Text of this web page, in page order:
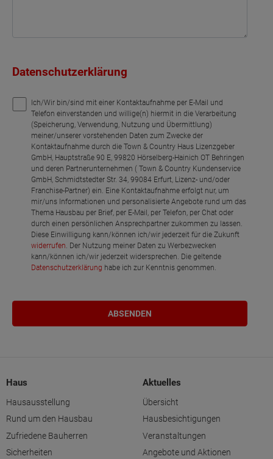
Datenschutzerklärung
Ich/Wir bin/sind mit einer Kontaktaufnahme per E-Mail und
Telefon einverstanden und willige(n) hiermit in die Verarbeitung
(Speicherung, Verwendung, Nutzung und Übermittlung)
meiner/unserer vorstehenden Daten zum Zwecke der
Kontaktaufnahme durch die Town & Country Haus Lizenzgeber
GmbH, Hauptstraße 90 E, 99820 Hörselberg-Hainich OT Behringen
und deren Partnerunternehmen ( Town & Country Kundenservice
GmbH, Schmidtstedter Str. 34, 99084 Erfurt, Lizenz- und/oder
Franchise-Partner) ein. Eine Kontaktaufnahme erfolgt nur, um
mir/uns Informationen und personalisierte Angebote rund um das
Thema Hausbau per Brief, per E-Mail, per Telefon, per Chat oder
durch einen persönlichen Ansprechpartner zukommen zu lassen.
Diese Einwilligung kann/können ich/wir jederzeit für die Zukunft
widerrufen. Der Nutzung meiner Daten zu Werbezwecken
kann/können ich/wir jederzeit widersprechen. Die geltende
Datenschutzerklärung habe ich zur Kenntnis genommen.
Haus
Hausausstellung
Rund um den Hausbau
Zufriedene Bauherren
Sicherheiten
Aktuelles
Übersicht
Hausbesichtigungen
Veranstaltungen
Angebote und Aktionen